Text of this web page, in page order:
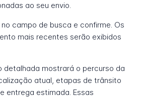
ao seu envio.
campo de busca e confirme. Os
mais recentes serão exibidos
detalhada mostrará o percurso da
atual, etapas de trânsito
entrega estimada. Essas